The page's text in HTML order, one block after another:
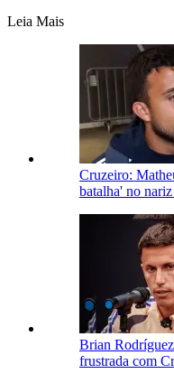
Leia Mais
Cruzeiro:
batalha' no
Brian
frustrada com